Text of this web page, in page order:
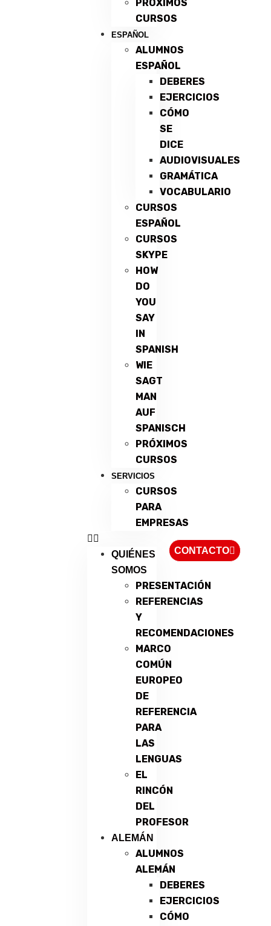
PRÓXIMOS
CURSOS
ESPAÑOL
ALUMNOS
ESPAÑOL
DEBERES
EJERCICIOS
CÓMO
SE
DICE
AUDIOVISUALES
GRAMÁTICA
VOCABULARIO
CURSOS
ESPAÑOL
CURSOS
SKYPE
HOW
DO
YOU
SAY
IN
SPANISH
WIE
SAGT
MAN
AUF
SPANISCH
PRÓXIMOS
CURSOS
SERVICIOS
CURSOS
PARA
EMPRESAS
QUIÉNES
SOMOS
PRESENTACIÓN
REFERENCIAS
Y
RECOMENDACIONES
MARCO
COMÚN
EUROPEO
DE
REFERENCIA
PARA
LAS
LENGUAS
EL
RINCÓN
DEL
PROFESOR
ALEMÁN
ALUMNOS
ALEMÁN
DEBERES
EJERCICIOS
CÓMO
CONTACTO